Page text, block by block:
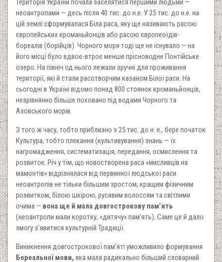
Територія України почала заселятися першими людьми —
неоантропами — десь після 40 тис. до н.е. У 25 тис. до н.е. на
цій землі сформувалася Біла раса, яку ще називають расою
європейських кроманьйонців або расою європеоїдів-
бореалів (борійців). Чорного моря тоді ще не існувало — на
його місці було вдвоє-втроє менше прісноводне Понтійське
озеро. На північ од нього лежали зручні для проживання
території, які й стали расотворчим казаном Білої раси. На
сьогодні в Україні відомо понад 800 стоянок кроманьйонців,
незрівнянно більше поховано під водами Чорного та
Азовського морів.
З того ж часу, тобто приблизно з 25 тис. до н. е., бере початок
Культура, тобто плекання (культивування) знань — їх
нагромадження, систематизація, передання, осмислення та
розвиток. Річ у тім, що новостворена раса «мисливців на
мамонтів» відрізнялася від первинної людської раси
неоантропів не тільки більшим зростом, кращим фізичним
розвитком, білою шкірою, русявим волоссям та світлими
очима — вона ще й мала довгострокову пам’ять
(неоантропи мали коротку, «дитячу» пам’ять). Саме це й дало
змогу з’явитися культурній Традиції.
Виникнення довгострокової пам’яті уможливило формування
Бореальної мови, яка мала радикально більший словарний